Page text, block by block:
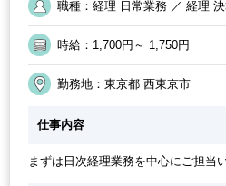
職種：経理 日常業
時給：1,700円～ 1,750円
勤務地：東京都 西東京市
仕事内容
まずは日次経理業務を中心にご担当